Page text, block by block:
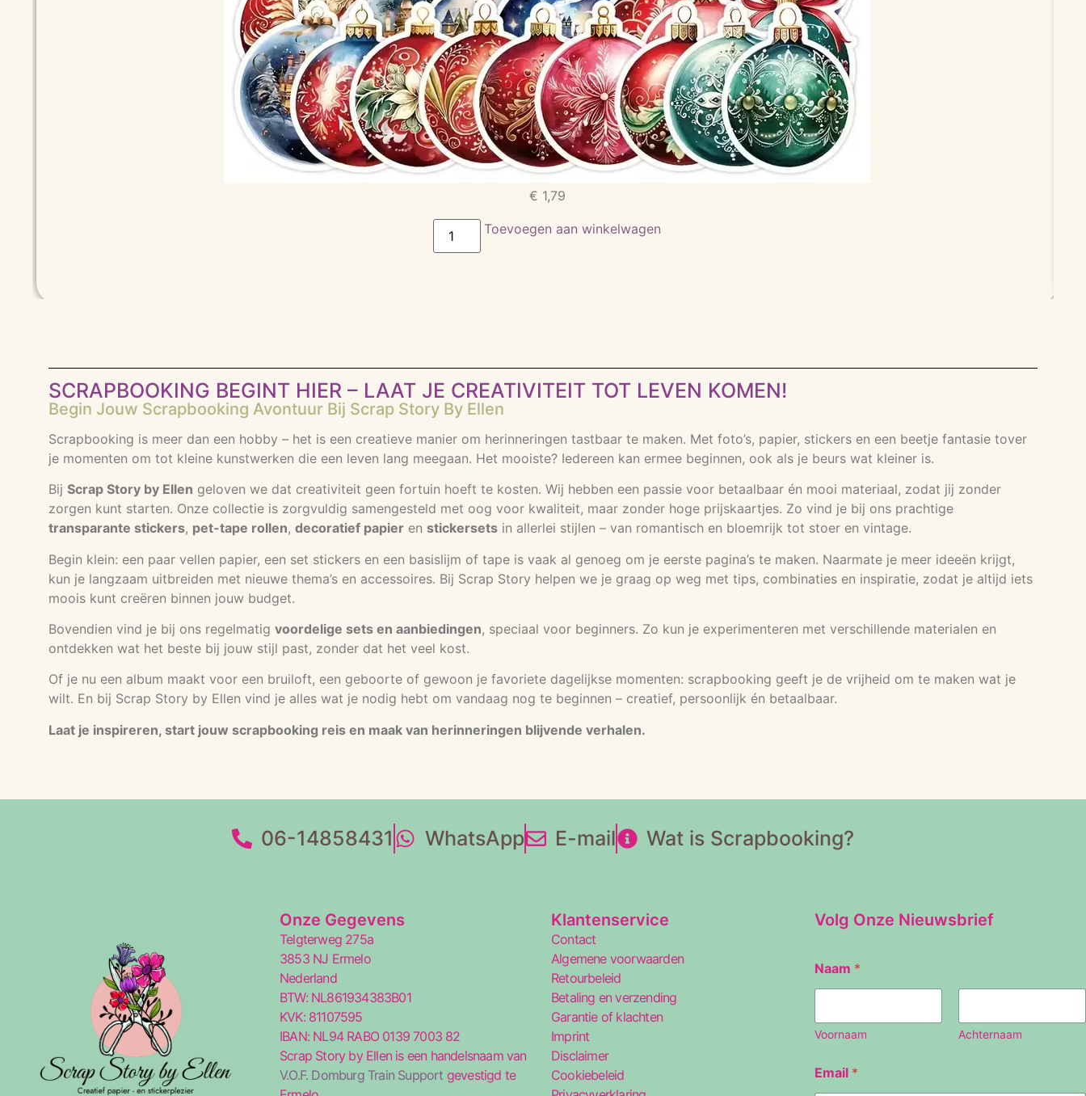
€ 1,79
Toevoegen aan winkelwagen
SCRAPBOOKING BEGINT HIER – LAAT JE CREATIVITEIT TOT LEVEN KOMEN!
Begin Jouw Scrapbooking Avontuur Bij Scrap Story By Ellen
Scrapbooking is meer dan een hobby – het is een creatieve manier om herinneringen tastbaar te maken. Met foto’s, papier, stickers en een beetje fantasie tover
je momenten om tot kleine kunstwerken die een leven lang meegaan. Het mooiste? Iedereen kan ermee beginnen, ook als je beurs wat kleiner is.
Bij Scrap Story by Ellen geloven we dat creativiteit geen fortuin hoeft te kosten. Wij hebben een passie voor betaalbaar én mooi materiaal, zodat jij zonder
zorgen kunt starten. Onze collectie is zorgvuldig samengesteld met oog voor kwaliteit, maar zonder hoge prijskaartjes. Zo vind je bij ons prachtige
transparante stickers, pet-tape rollen, decoratief papier en stickersets in allerlei stijlen – van romantisch en bloemrijk tot stoer en vintage.
Begin klein: een paar vellen papier, een set stickers en een basislijm of tape is vaak al genoeg om je eerste pagina’s te maken. Naarmate je meer ideeën krijgt,
kun je langzaam uitbreiden met nieuwe thema’s en accessoires. Bij Scrap Story helpen we je graag op weg met tips, combinaties en inspiratie, zodat je altijd iets
moois kunt creëren binnen jouw budget.
Bovendien vind je bij ons regelmatig voordelige sets en aanbiedingen, speciaal voor beginners. Zo kun je experimenteren met verschillende materialen en
ontdekken wat het beste bij jouw stijl past, zonder dat het veel kost.
Of je nu een album maakt voor een bruiloft, een geboorte of gewoon je favoriete dagelijkse momenten: scrapbooking geeft je de vrijheid om te maken wat je
wilt. En bij Scrap Story by Ellen vind je alles wat je nodig hebt om vandaag nog te beginnen – creatief, persoonlijk én betaalbaar.
Laat je inspireren, start jouw scrapbooking reis en maak van herinneringen blijvende verhalen.
06-14858431 WhatsApp E-mail Wat is Scrapbooking?
Onze Gegevens
Telgterweg 275a
3853 NJ Ermelo
Nederland
BTW: NL861934383B01
KVK: 81107595
IBAN: NL94 RABO 0139 7003 82
Scrap Story by Ellen is een handelsnaam van
V.O.F. Domburg Train Support gevestigd te
Klantenservice
Contact
Algemene voorwaarden
Retourbeleid
Betaling en verzending
Garantie of klachten
Imprint
Disclaimer
Cookiebeleid
Volg Onze Nieuwsbrief
a
a
E
m
i
l
Naam *
Voornaam Achternaam
Email *